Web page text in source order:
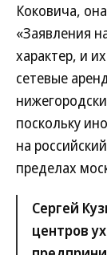
Коковича,
«Заявления
характер, и
сетевые
поскольку
на
пределах
Сергей
центров